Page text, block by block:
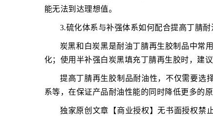
能无法到达理想值。
3.硫化体系与补强体系如何配合提高丁腈耐
炭黑和白炭黑是耐油丁腈再生胶制品中常
化；使用半补强白炭黑填充丁腈再生胶时，建
提高丁腈再生胶制品耐油性，不仅需要选
系等，在保证产品耐油性能的同时降低更多的
独家原创文章【商业授权】无书面授权禁